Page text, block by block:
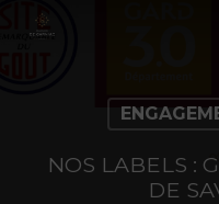
Passer
NOS LABELS :
DE